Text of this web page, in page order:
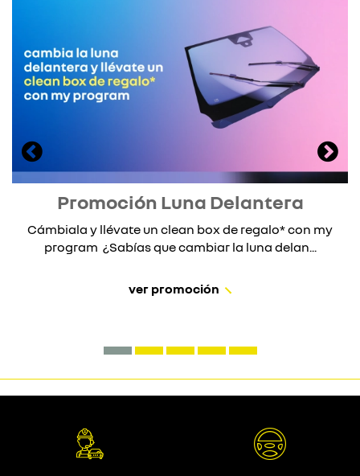
Promoción Luna Delantera
Cámbiala y llévate un clean box de regalo* con my
program ¿Sabías que cambiar la luna delan...
ver promoción